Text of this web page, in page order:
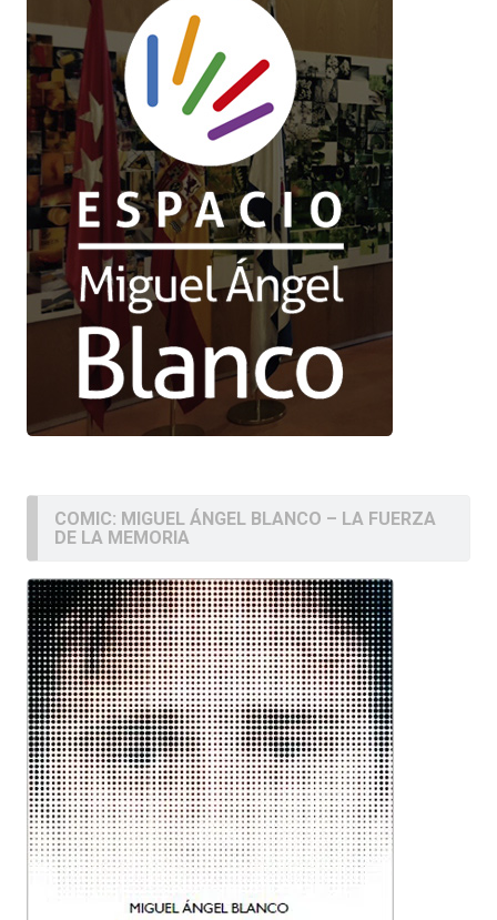
COMIC: MIGUEL ÁNGEL BLANCO – LA FUERZA
DE LA MEMORIA